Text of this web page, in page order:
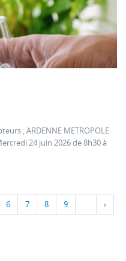
, ARDENNE METROPOLE
24 juin 2026 de 8h30 à
6 7 8 9 … ›